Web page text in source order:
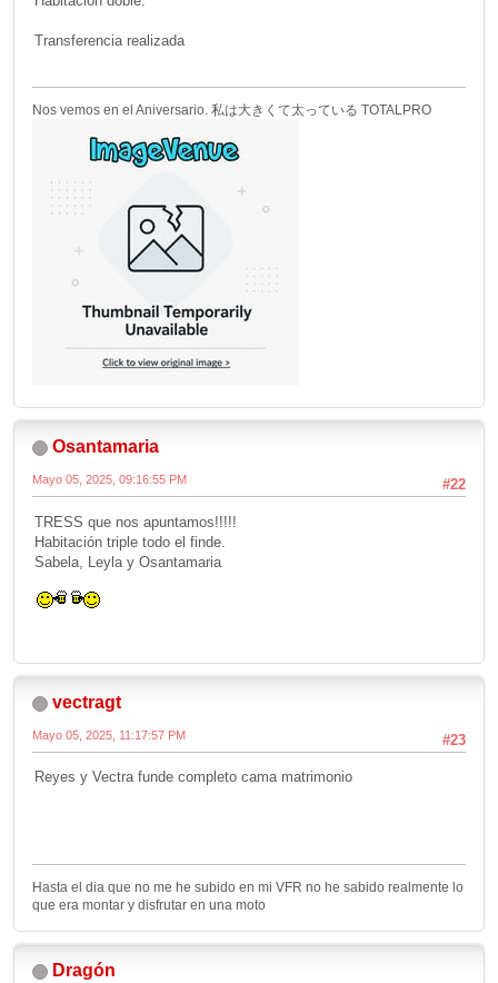
Transferencia realizada
Nos vemos en el Aniversario. 私は大きくて太っている TOTALPRO
Osantamaria
#22
Mayo 05, 2025, 09:16:55 PM
TRESS que nos apuntamos!!!!!
Habitación triple todo el finde.
Sabela, Leyla y Osantamaria
vectragt
#23
Mayo 05, 2025, 11:17:57 PM
Reyes y Vectra funde completo cama matrimonio
Hasta el dia que no me he subido en mi VFR no he sabido realmente lo
que era montar y disfrutar en una moto
Dragón